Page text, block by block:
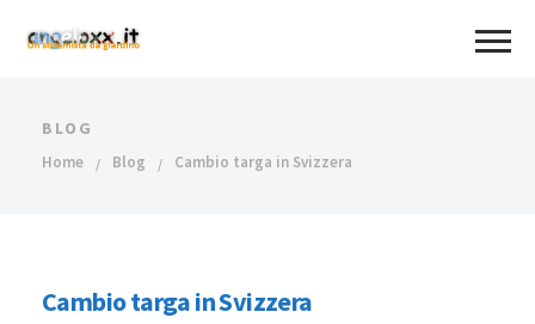
BLOG
Home Blog Cambio targa in Svizzera
Cambio targa in Svizzera